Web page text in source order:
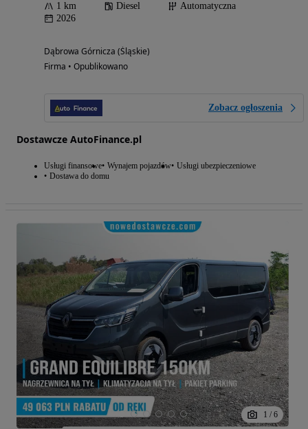
1 km Diesel
Automatyczna
2026
Dąbrowa Górnicza (Śląskie)
Firma • Opublikowano
Zobacz ogłoszenia
Dostawcze AutoFinance.pl
Usługi finansowe Wynajem pojazdów Usługi ubezpieczeniowe
Dostawa do domu
1 / 6